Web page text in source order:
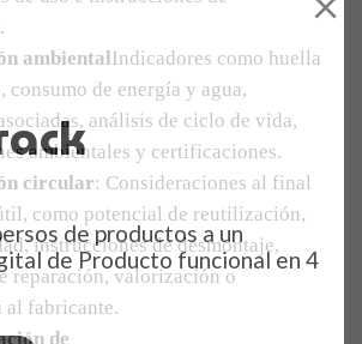
ambiental Indicadores como huella
consumo de energía y agua,
análisis de ciclo de vida,
ambientales y certificaciones.
circular: Consideraciones al final
como potencial de reutilización,
instrucciones de desmontaje,
reparación, valorización o
al fabricante.
de
de productos a un
de Producto funcional en 4